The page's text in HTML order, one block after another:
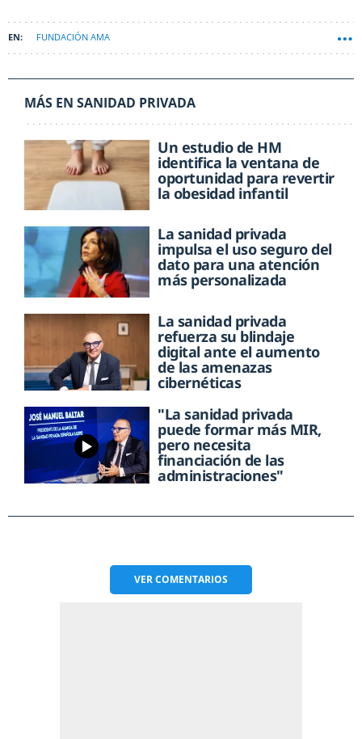
FUNDACIÓN AMA
MÁS EN SANIDAD PRIVADA
Un estudio de HM
identifica la ventana de
oportunidad para revertir
la obesidad infantil
La sanidad privada
impulsa el uso seguro del
dato para una atención
más personalizada
La sanidad privada
refuerza su blindaje
digital ante el aumento
de las amenazas
cibernéticas
"La sanidad privada
puede formar más MIR,
pero necesita
financiación de las
administraciones"
VERCOMENTARIOS